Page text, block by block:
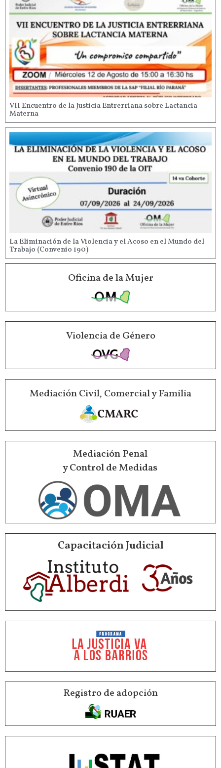
VII Encuentro de la Justicia Entrerriana sobre Lactancia
Materna
La Eliminación de la Violencia y el Acoso en el Mundo del
Trabajo (Convenio 190)
Oficina de la Mujer
Violencia de Género
Mediación Civil, Comercial y Familia
Mediación Penal
y Control de Medidas
Capacitación Judicial
Registro de adopción